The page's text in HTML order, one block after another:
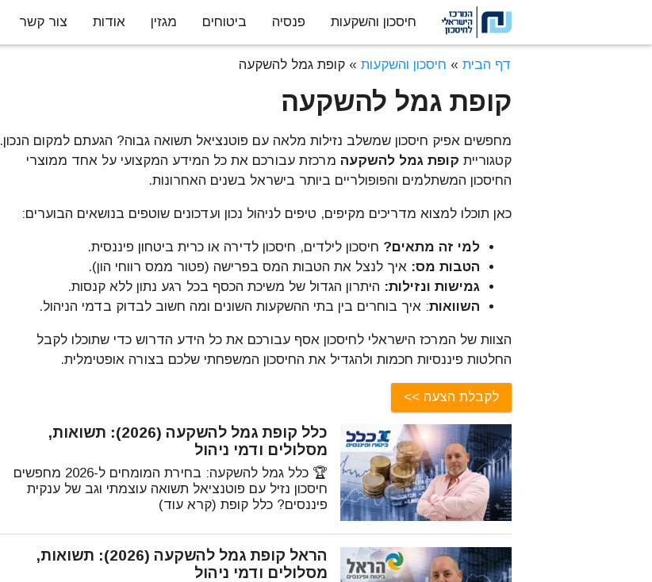
דלג לתוכן
חיסכון והשקעות פנסיה ביטוחים מגזין אודות צור קשר
דף הבית » חיסכון והשקעות » קופת גמל להשקעה
קופת גמל להשקעה
מחפשים אפיק חיסכון שמשלב נזילות מלאה עם פוטנציאל תשואה גבוה? הגעתם למקום הנכון.
קטגוריית קופת גמל להשקעה מרכזת עבורכם את כל המידע המקצועי על אחד ממוצרי
החיסכון המשתלמים והפופולריים ביותר בישראל בשנים האחרונות.
כאן תוכלו למצוא מדריכים מקיפים, טיפים לניהול נכון ועדכונים שוטפים בנושאים הבוערים:
למי זה מתאים? חיסכון לילדים, חיסכון לדירה או כרית ביטחון פיננסית.
הטבות מס: איך לנצל את הטבות המס בפרישה (פטור ממס רווחי הון).
גמישות ונזילות: היתרון הגדול של משיכת הכסף בכל רגע נתון ללא קנסות.
השוואות: איך בוחרים בין בתי ההשקעות השונים ומה חשוב לבדוק בדמי הניהול.
הצוות של המרכז הישראלי לחיסכון אסף עבורכם את כל הידע הדרוש כדי שתוכלו לקבל
החלטות פיננסיות חכמות ולהגדיל את החיסכון המשפחתי שלכם בצורה אופטימלית.
לקבלת הצעה
כלל קופת גמל להשקעה (2026): תשואות,
מסלולים ודמי ניהול
🏆 כלל גמל להשקעה: בחירת המומחים ל-2026 מחפשים
חיסכון נזיל עם פוטנציאל תשואה עוצמתי וגב של ענקית
פיננסים? כלל קופת (קרא עוד)
הראל קופת גמל להשקעה (2026): תשואות,
מסלולים ודמי ניהול